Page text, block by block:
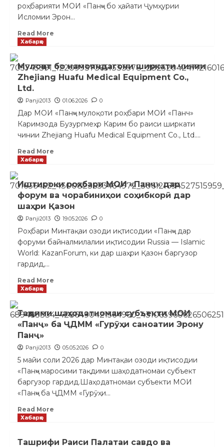
роҳбарияти МОИ «Панҷ» бо ҳайати Ҷумҳурии
Исломии Эрон...
Read More
Хабарҳо
Мулоқот бо намояндагони ширкати чинии
Zhejiang Huafu Medical Equipment Co.,
Ltd.
Panji2013 01.06.2026 0
Дар МОИ «Панҷ» мулоқоти роҳбари МОИ «Панч»
Каримзода Бузургмеҳр Карим бо раиси ширкати
чинии Zhejiang Huafu Medical Equipment Co., Ltd....
Read More
Хабарҳо
Иштироки роҳбари МОИ «Панҷ» дар
форум ва чорабиниҳои соҳибкорӣ дар
шаҳри Қазон
Panji2013 19.05.2026 0
Роҳбари Минтақаи озоди иқтисодии «Панҷ» дар
форуми байналмилалии иқтисодии Russia — Islamic
World: KazanForum, ки дар шаҳри Қазон баргузор
гардид,...
Read More
Хабарҳо
Тақдими шаҳодатномаи субъекти МОИ
«Панҷ» ба ҶДММ «Гурӯҳи саноатии Эрону
Панҷ»
Panji2013 05.05.2026 0
5 майи соли 2026 дар Минтақаи озоди иқтисодии
«Панҷ» маросими тақдими шаҳодатномаи субъект
баргузор гардид.Шаҳодатномаи субъекти МОИ
«Панҷ» ба ҶДММ «Гурӯҳи...
Read More
Хабарҳо
Ташрифи Раиси Палатаи савдо ва